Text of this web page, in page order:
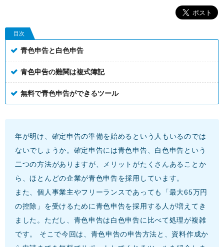
目次
青色申告と白色申告
青色申告の難関は複式簿記
無料で青色申告ができるツール
年が明け、確定申告の準備を始めるという人もいるのでは
ないでしょうか。確定申告には青色申告、白色申告という
二つの方法がありますが、メリットがたくさんあることか
ら、ほとんどの企業が青色申告を採用しています。
また、個人事業主やフリーランスであっても「最大65万円
の控除」を受けるために青色申告を採用する人が増えてき
ました。ただし、青色申告は白色申告に比べて処理が複雑
です。 そこで今回は、青色申告の申告方法と、資料作成か